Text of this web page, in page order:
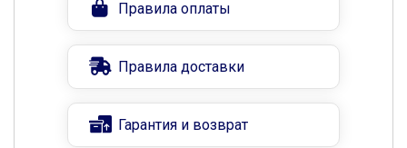
Правила оплаты
Правила доставки
Гарантия и возврат